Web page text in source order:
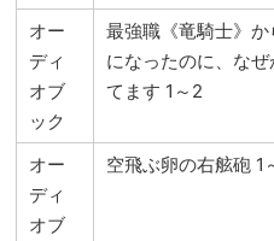
オー
ディ
オブ
ック
最強職《竜騎士》か
になったのに、な
てます 1～2
オー
ディ
オブ
空飛ぶ卵の右舷砲 1